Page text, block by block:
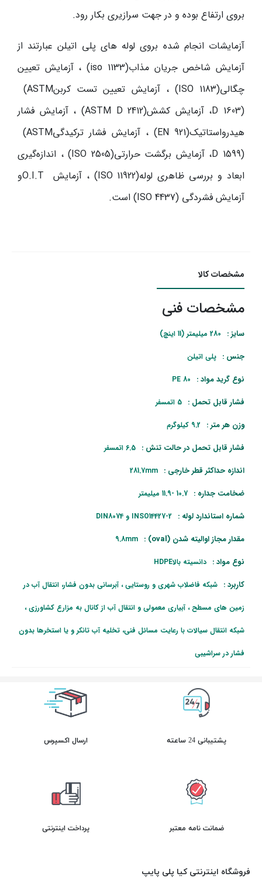
بروی ارتفاع بوده و در جهت سرازیری بکار رود.
آزمایشات انجام شده بروی لوله های پلی اتیلن عبارتند از
آزمایش شاخص جریان مذاب(iso 1133) ، آزمایش تعیین
چگالی(ISO 1183)، آزمایش تعیین تست کربن(ASTM
D 1603)، آزمایش کشش(ASTM D 2412) ، آزمایش فشار
هیدرواستاتیک(EN 921)، آزمایش فشار ترکیدگی(ASTM
D 1599)، آزمایش برگشت حرارتی(ISO 2505)، اندازه‌گیری
ابعاد و بررسی ظاهری لوله(ISO 11922)، آزمایش O.I.Tو
آزمایش فشردگی (ISO 4437) است.
مشخصات کالا
مشخصات فنی
سایز : 280 میلیمتر (11 اینچ)
جنس : پلی اتیلن
نوع گرید مواد : PE 80
فشار قابل تحمل : 5 اتمسفر
وزن هر متر : 9.2 کیلوگرم
فشار قابل تحمل در حالت تنش : 6.5 اتمسفر
اندازه حداکثر قطر خارجی : 281.7mm
ضخامت جداره : 10.7 -11.9 میلیمتر
شماره استاندارد لوله : INSO14427-2 و DIN8074
مقدار مجاز اوالیته شدن (oval) : 9.8mm
نوع مواد : دانسیته بالاHDPE
کاربرد : شبکه فاضلاب شهری و روستایی ، آبرسانی بدون فشار، انتقال آب در
زمین های مسطح ، آبیاری معمولی و انتقال آب از کانال به مزارع کشاورزی ،
شبکه انتقال سیالات با رعایت مسائل فنی، تخلیه آب تانکر و یا استخرها بدون
فشار در سراشیبی
پشتیبانی 24 ساعته ارسال اکسپرس
ضمانت نامه معتبر پرداخت اینترنتی
فروشگاه اینترنتی کیا پلی پایپ